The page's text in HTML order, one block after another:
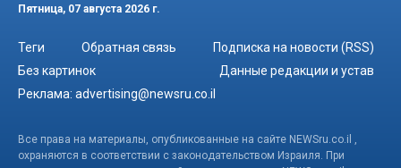
Пятница, 07 августа 2026 г.
Теги Обратная связь
Подписка на новости (RSS)
Без картинок
Данные редакции и устав
Реклама: advertising@newsru.co.il
Все права на материалы, опубликованные на сайте NEWSru.co.il ,
охраняются в соответствии с законодательством Израиля. При